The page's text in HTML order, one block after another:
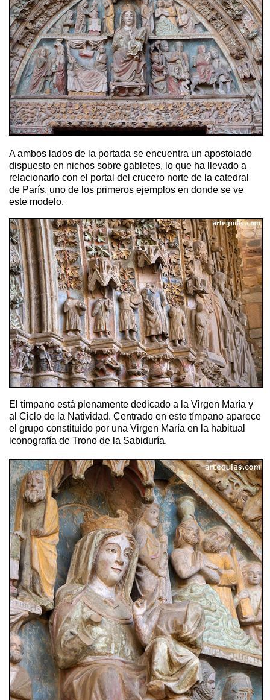
A ambos lados de la portada se encuentra un apostolado
dispuesto en nichos sobre gabletes, lo que ha llevado a
relacionarlo con el portal del crucero norte de la catedral
de París, uno de los primeros ejemplos en donde se ve
este modelo.
El tímpano está plenamente dedicado a la Virgen María y
al Ciclo de la Natividad. Centrado en este tímpano aparece
el grupo constituido por una Virgen María en la habitual
iconografía de Trono de la Sabiduría.